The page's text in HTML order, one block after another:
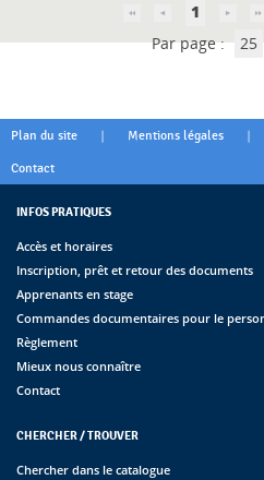
1
Par page : 25
Plan du site | Mentions légales |
Contact
INFOS PRATIQUES
Accès et horaires
Inscription, prêt et retour des documents
Apprenants en stage
Commandes documentaires pour le
Règlement
Mieux nous connaître
Contact
CHERCHER / TROUVER
Chercher dans le catalogue